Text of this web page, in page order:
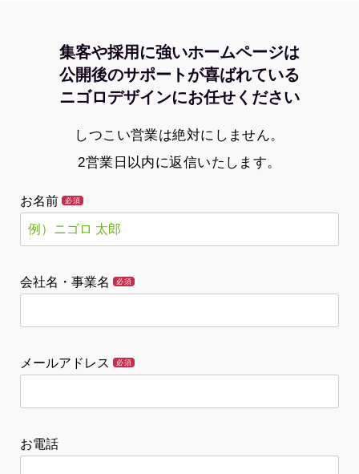
集客や採用に強いホームページは
公開後のサポートが喜ばれている
ニゴロデザインにお任せください
しつこい営業は絶対にしません。
2営業日以内に返信いたします。
お名前 必須
会社名・事業名 必須
メールアドレス 必須
お電話